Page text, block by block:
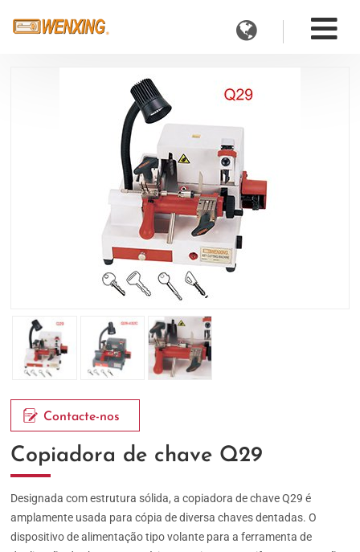
Contacte-nos
Copiadora de chave Q29
Designada com estrutura sólida, a copiadora de chave Q29 é
amplamente usada para cópia de diversa chaves dentadas. O
dispositivo de alimentação tipo volante para a ferramenta de